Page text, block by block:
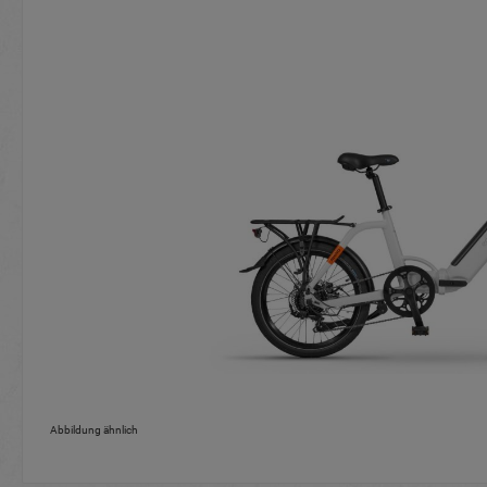
Abbildung ähnlich